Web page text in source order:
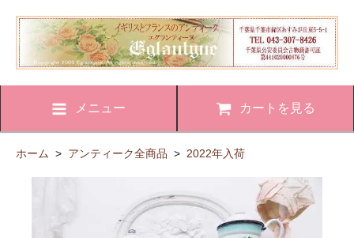
メニュー カートを見る
ホーム > アンティーク全商品 > 2022年入荷